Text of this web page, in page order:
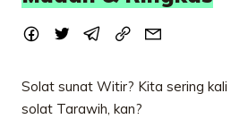
Solat sunat Witir? Kita sering
solat Tarawih, kan?